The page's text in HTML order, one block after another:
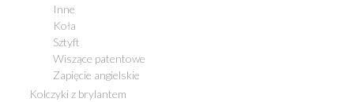
Inne
Koła
Sztyft
Wiszące patentowe
Zapięcie angielskie
Kolczyki z brylantem